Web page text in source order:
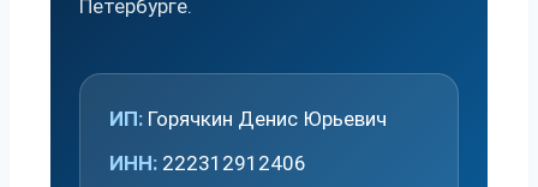
Петербурге.
ИП: Горячкин Денис Юрьевич
ИНН: 222312912406